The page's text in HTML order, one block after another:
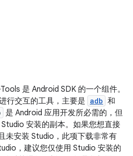
是 Android SDK 的一个组件。
行交互的工具，主要是 adb 和
是 Android 应用开发所必需的，但
安装的副本。如果您想直接
未安装 Studio，此项下载非常有
，建议您仅使用 Studio 安装的